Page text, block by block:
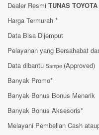
Dealer Resmi TUNAS
Harga Termurah *
Data Bisa Dijemput
Pelayanan yang Bersahabat
Data dibantu Sampe (Approved)
Banyak Promo*
Banyak Bonus Bonus Menarik
Banyak Bonus Aksesoris*
Melayani Pembelian Cash